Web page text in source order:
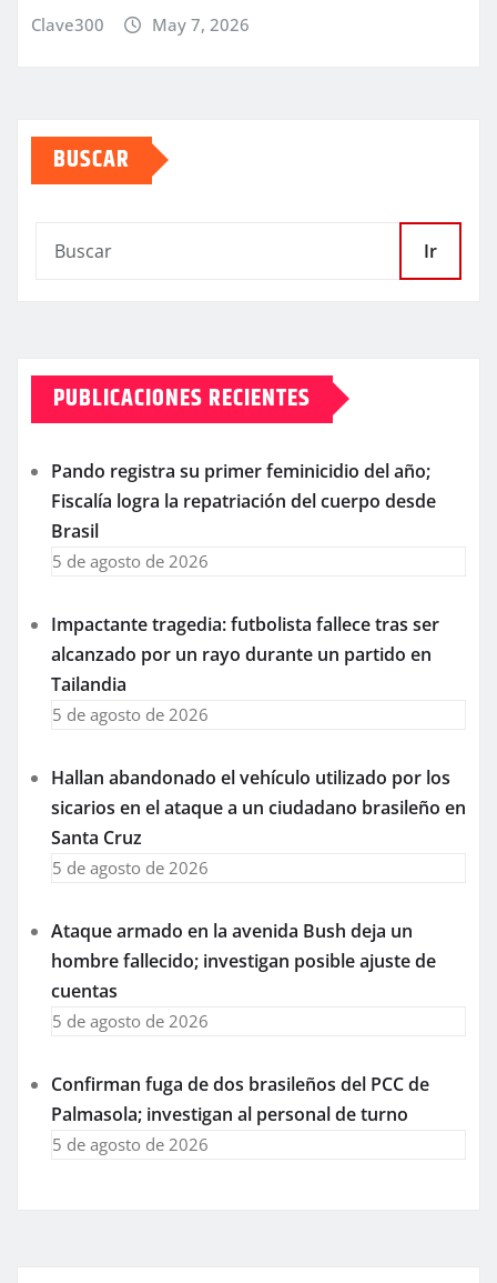
Clave300 May 7, 2026
BUSCAR
Ir
PUBLICACIONES RECIENTES
Pando registra su primer feminicidio del año;
Fiscalía logra la repatriación del cuerpo desde
Brasil
5 de agosto de 2026
Impactante tragedia: futbolista fallece tras ser
alcanzado por un rayo durante un partido en
Tailandia
5 de agosto de 2026
Hallan abandonado el vehículo utilizado por los
sicarios en el ataque a un ciudadano brasileño en
Santa Cruz
5 de agosto de 2026
Ataque armado en la avenida Bush deja un
hombre fallecido; investigan posible ajuste de
cuentas
5 de agosto de 2026
Confirman fuga de dos brasileños del PCC de
Palmasola; investigan al personal de turno
5 de agosto de 2026